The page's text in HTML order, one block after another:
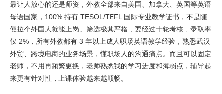
最让人放心的还是师资，外教全部来自美国、加拿大、英国等英语
母语国家，100% 持有 TESOL/TEFL 国际专业教学证书，不是随
便拉个外国人就能上岗。筛选极其严格，要经过十轮考核，录取率
仅 2%，所有外教都有 3 年以上成人职场英语教学经验，熟悉武汉
外贸、跨境电商的业务场景，懂职场人的沟通痛点。而且可以固定
老师，不用再频繁更换，老师熟悉我的学习进度和薄弱点，辅导起
来更有针对性，上课体验越来越顺畅。